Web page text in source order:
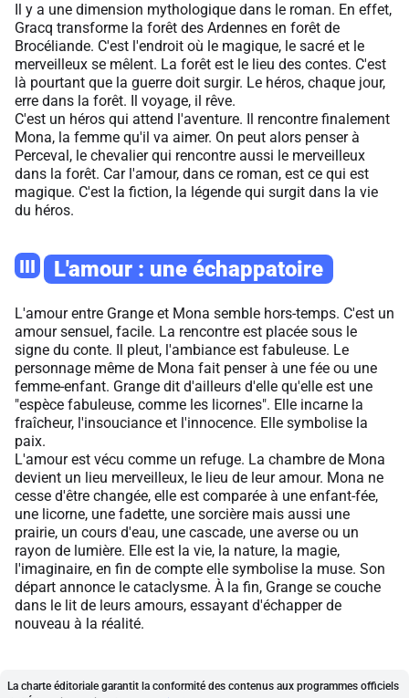
Il y a une dimension mythologique dans le roman. En effet,
Gracq transforme la forêt des Ardennes en forêt de
Brocéliande. C'est l'endroit où le magique, le sacré et le
merveilleux se mêlent. La forêt est le lieu des contes. C'est
là pourtant que la guerre doit surgir. Le héros, chaque jour,
erre dans la forêt. Il voyage, il rêve.
C'est un héros qui attend l'aventure. Il rencontre finalement
Mona, la femme qu'il va aimer. On peut alors penser à
Perceval, le chevalier qui rencontre aussi le merveilleux
dans la forêt. Car l'amour, dans ce roman, est ce qui est
magique. C'est la fiction, la légende qui surgit dans la vie
du héros.
III L'amour : une échappatoire
L'amour entre Grange et Mona semble hors-temps. C'est un
amour sensuel, facile. La rencontre est placée sous le
signe du conte. Il pleut, l'ambiance est fabuleuse. Le
personnage même de Mona fait penser à une fée ou une
femme-enfant. Grange dit d'ailleurs d'elle qu'elle est une
"espèce fabuleuse, comme les licornes". Elle incarne la
fraîcheur, l'insouciance et l'innocence. Elle symbolise la
paix.
L'amour est vécu comme un refuge. La chambre de Mona
devient un lieu merveilleux, le lieu de leur amour. Mona ne
cesse d'être changée, elle est comparée à une enfant-fée,
une licorne, une fadette, une sorcière mais aussi une
prairie, un cours d'eau, une cascade, une averse ou un
rayon de lumière. Elle est la vie, la nature, la magie,
l'imaginaire, en fin de compte elle symbolise la muse. Son
départ annonce le cataclysme. À la fin, Grange se couche
dans le lit de leurs amours, essayant d'échapper de
nouveau à la réalité.
La charte éditoriale garantit la conformité des contenus aux programmes officiels